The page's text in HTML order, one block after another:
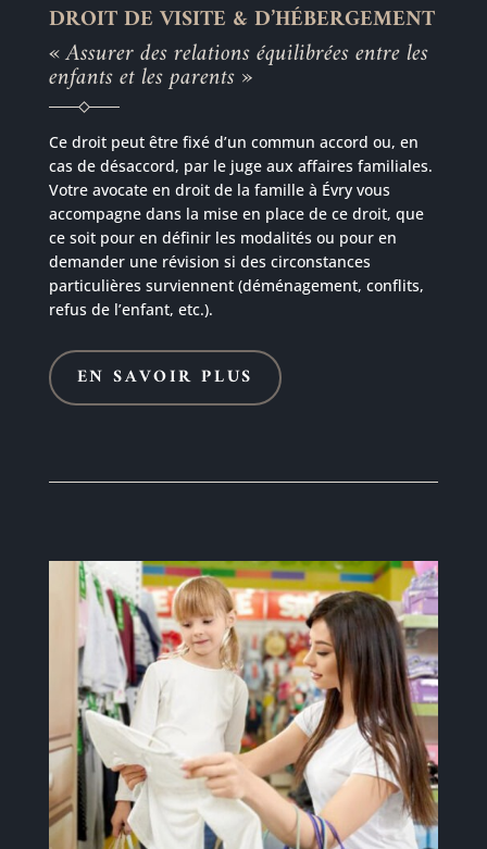
DROIT DE VISITE & D’HÉBERGEMENT
« Assurer des relations équilibrées entre les
enfants et les parents »
Ce droit peut être fixé d’un commun accord ou, en
cas de désaccord, par le juge aux affaires familiales.
Votre avocate en droit de la famille à Évry vous
accompagne dans la mise en place de ce droit, que
ce soit pour en définir les modalités ou pour en
demander une révision si des circonstances
particulières surviennent (déménagement, conflits,
refus de l’enfant, etc.).
EN SAVOIR PLUS